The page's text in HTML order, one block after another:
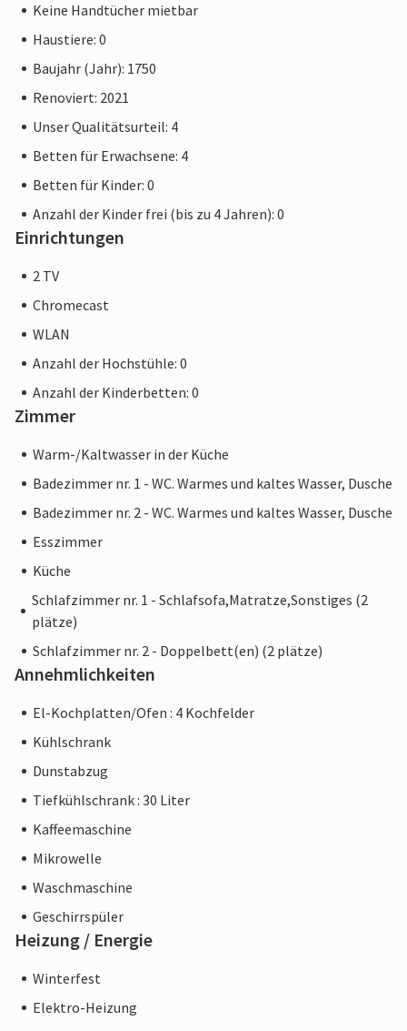
Keine Handtücher mietbar
Haustiere: 0
Baujahr (Jahr): 1750
Renoviert: 2021
Unser Qualitätsurteil: 4
Betten für Erwachsene: 4
Betten für Kinder: 0
Anzahl der Kinder frei (bis zu 4 Jahren): 0
Einrichtungen
2 TV
Chromecast
WLAN
Anzahl der Hochstühle: 0
Anzahl der Kinderbetten: 0
Zimmer
Warm-/Kaltwasser in der Küche
Badezimmer nr. 1 - WC. Warmes und kaltes Wasser, Dusche
Badezimmer nr. 2 - WC. Warmes und kaltes Wasser, Dusche
Esszimmer
Küche
Schlafzimmer nr. 1 - Schlafsofa,Matratze,Sonstiges (2
plätze)
Schlafzimmer nr. 2 - Doppelbett(en) (2 plätze)
Annehmlichkeiten
El-Kochplatten/Ofen : 4 Kochfelder
Kühlschrank
Dunstabzug
Tiefkühlschrank : 30 Liter
Kaffeemaschine
Mikrowelle
Waschmaschine
Geschirrspüler
Heizung / Energie
Winterfest
Elektro-Heizung